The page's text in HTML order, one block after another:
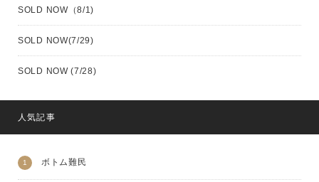
SOLD NOW（8/1)
SOLD NOW(7/29)
SOLD NOW (7/28)
人気記事
ボトム難民